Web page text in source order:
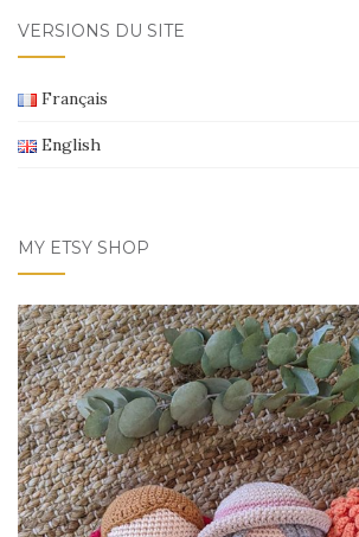
SEIN
DES
ARTICLES
VERSIONS DU SITE
Français
English
MY ETSY SHOP